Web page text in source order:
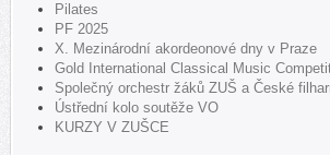
Pilates
PF 2025
X. Mezinárodní akordeonové dny v Praze
Gold International Classical Music
Společný orchestr žáků ZUŠ a České
Ústřední kolo soutěže VO
KURZY V ZUŠCE